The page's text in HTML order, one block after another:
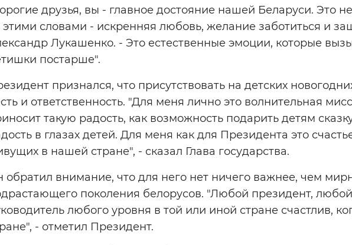
друзья, вы - главное достояние нашей Беларуси. Это
этими словами - искренняя любовь, желание заботиться и
Лукашенко. - Это естественные эмоции, которые
постарше".
признался, что присутствовать на детских
и ответственность. "Для меня лично это волнительная
такую радость, как возможность подарить детям
в глазах детей. Для меня как для Президента это
в нашей стране", - сказал Глава государства.
обратил внимание, что для него нет ничего важнее, чем
поколения белорусов. "Любой президент, любой
любого уровня в той или иной стране счастлив,
- отметил Президент.